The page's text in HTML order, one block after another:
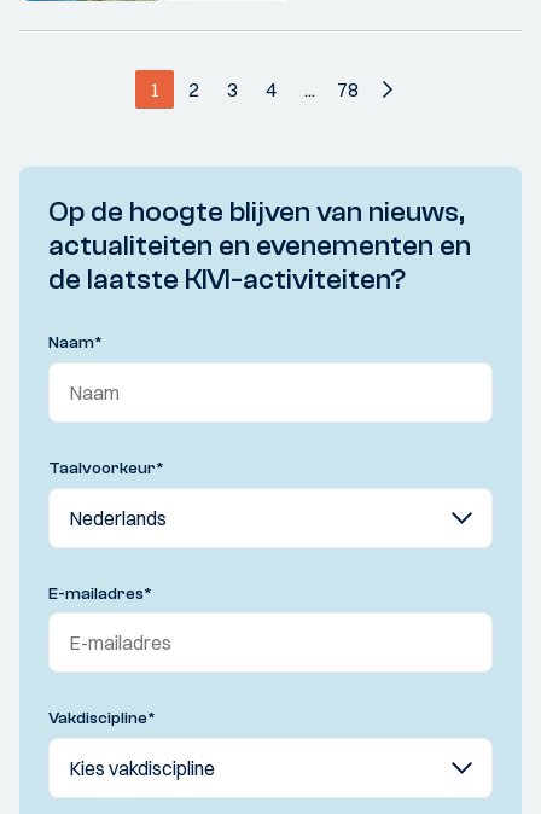
1 2 3 4 ... 78
Op de hoogte blijven van nieuws,
actualiteiten en evenementen en
de laatste KIVI-activiteiten?
Naam*
Taalvoorkeur*
E-mailadres*
Vakdiscipline*